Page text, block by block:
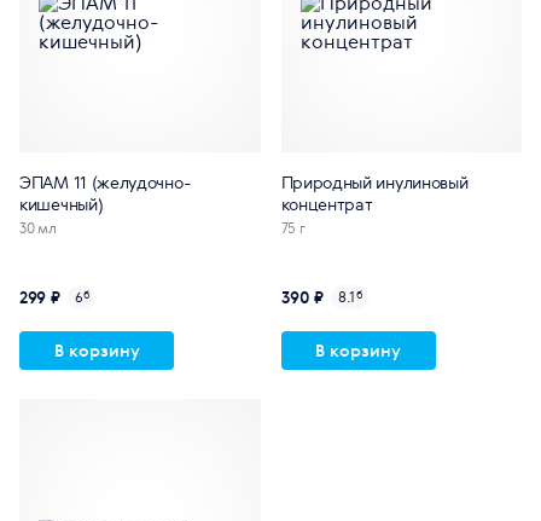
ЭПАМ 11 (желудочно-
кишечный)
30 мл
299 ₽ 6б
В корзину
Природный инулиновый
концентрат
75 г
390 ₽ 8.1б
В корзину